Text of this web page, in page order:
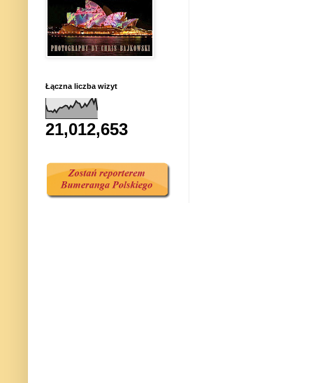
Łączna liczba wizyt
21,012,653